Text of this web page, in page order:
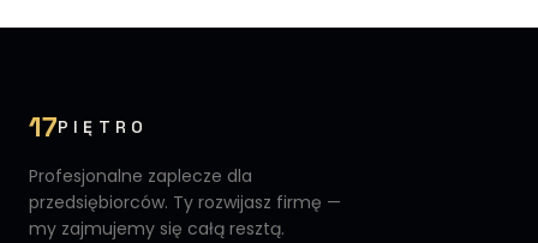
17PIĘTRO
Profesjonalne zaplecze dla
przedsiębiorców. Ty rozwijasz firmę —
my zajmujemy się całą resztą.